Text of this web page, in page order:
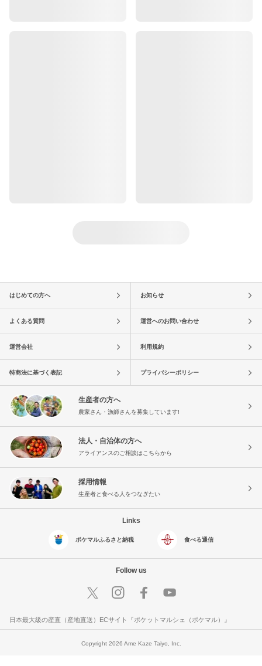
はじめての方へ お知らせ
よくある質問 運営へのお問い合わせ
運営会社 利用規約
特商法に基づく表記 プライバシーポリシー
生産者の方へ
農家さん・漁師さんを募集しています!
法人・自治体の方へ
アライアンスのご相談はこちらから
採用情報
生産者と食べる人をつなぎたい
Links
ポケマルふるさと納税 食べる通信
Follow us
日本最大級の産直（産地直送）ECサイト『ポケットマルシェ（ポケマル）』
Copyright 2026 Ame Kaze Taiyo, Inc.